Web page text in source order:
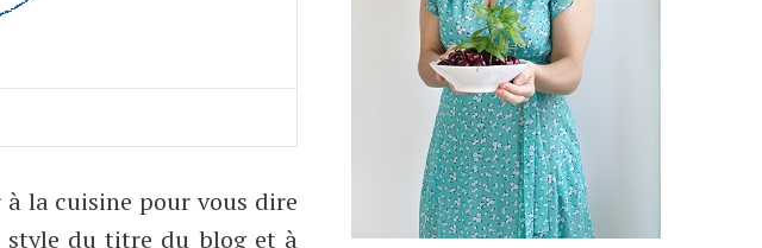
la cuisine pour vous dire
style du titre du blog et à